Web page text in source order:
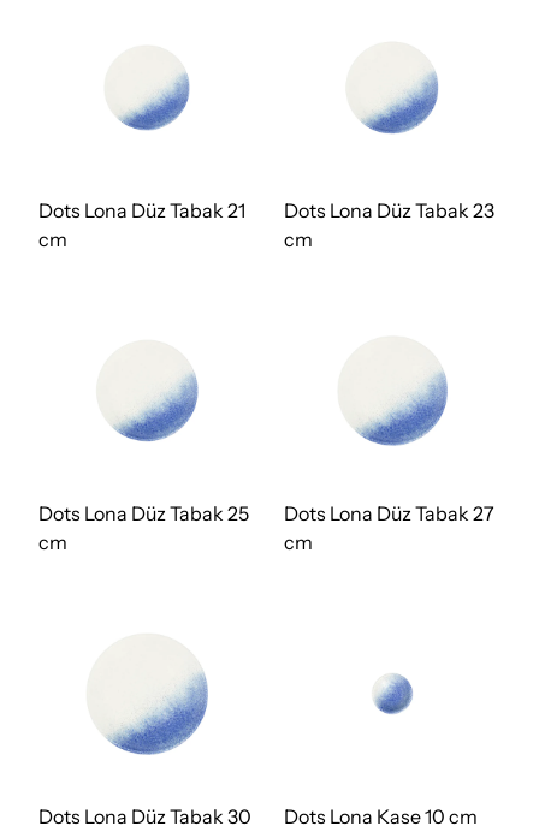
Dots Lona Düz Tabak 21
cm
Dots Lona Düz Tabak 23
cm
Dots Lona Düz Tabak 25
cm
Dots Lona Düz Tabak 27
cm
Dots Lona Düz Tabak 30
Dots Lona Kase 10 cm